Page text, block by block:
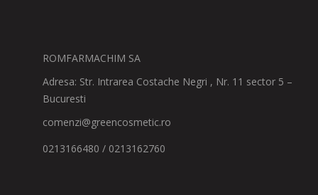
ROMFARMACHIM SA
Adresa: Str. Intrarea Costache Negri , Nr. 11 sector 5 –
Bucuresti
comenzi@greencosmetic.ro
0213166480 / 0213162760